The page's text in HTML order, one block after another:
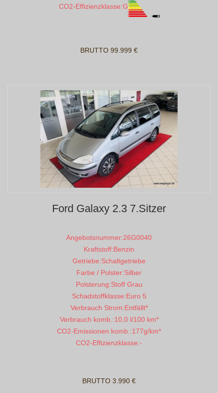
CO2-Effizienzklasse:G
BRUTTO 99.999 €
Ford Galaxy 2.3 7.Sitzer
Angebotsnummer:26G0040
Kraftstoff:Benzin
Getriebe:Schaltgetriebe
Farbe / Polster:Silber
Polsterung:Stoff Grau
Schadstoffklasse:Euro 5
Verbrauch Strom:Entfällt*
Verbrauch komb.:10,0 l/100 km*
CO2-Emissionen komb.:177g/km*
CO2-Effizienzklasse:-
BRUTTO 3.990 €